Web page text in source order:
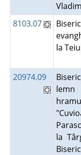
8103.07
la
20974.09
la